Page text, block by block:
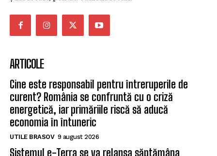
ARTICOLE
Cine este responsabil pentru întreruperile de
curent? România se confruntă cu o criză
energetică, iar primăriile riscă să aducă
economia în întuneric
UTILE BRASOV 9 august 2026
Sistemul e-Terra se va relansa săptămâna